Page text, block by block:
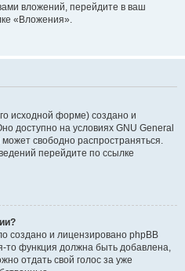
вложений, перейдите в ваш
«Вложения».
исходной форме) создано и
доступно на условиях GNU General
свободно распространяться.
перейдите по ссылке
создано и лицензировано phpBB
то функция должна быть добавлена,
отдать свой голос за уже